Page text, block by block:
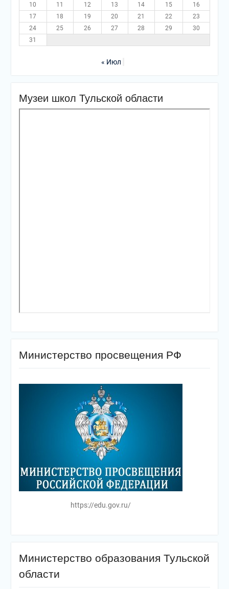
10
11 12 13 14 15
16
17
18 19 20 21 22
23
24
25 26 27 28 29
30
31
« Июл
Музеи школ Тульской области
Министерство просвещения РФ
https://edu.gov.ru/
Министерство образования Тульской
области